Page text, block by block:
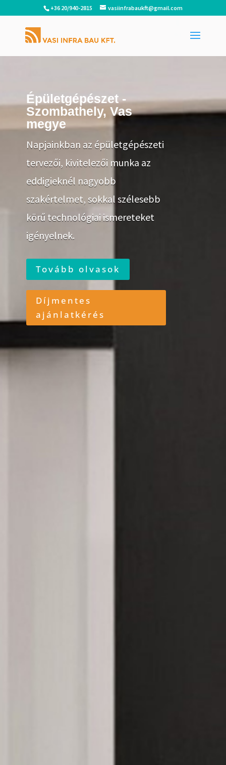
+36 20/940-2815 vasiinfrabaukft@gmail.com
Épületgépészet -
Szombathely, Vas
megye
Napjainkban az épületgépészeti
tervezői, kivitelezői munka az
eddigieknél nagyobb
szakértelmet, sokkal szélesebb
körű technológiai ismereteket
igényelnek.
Tovább olvasok
Díjmentes
ajánlatkérés